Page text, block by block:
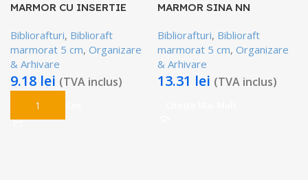
MARMOR CU INSERTIE
Bibliorafturi, Biblioraft
marmorat 5 cm, Organizare
& Arhivare
9.18 lei (TVA inclus)
Adaugă În Coș
MARMOR SINA NN
Bibliorafturi, Biblioraft
marmorat 5 cm, Organizare
& Arhivare
13.31 lei (TVA inclus)